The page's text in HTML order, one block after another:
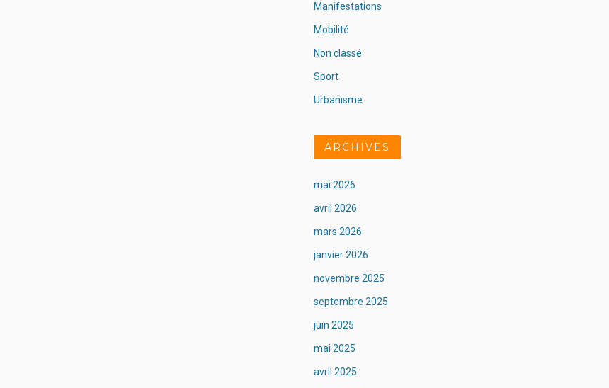
Manifestations
Mobilité
Non classé
Sport
Urbanisme
ARCHIVES
mai 2026
avril 2026
mars 2026
janvier 2026
novembre 2025
septembre 2025
juin 2025
mai 2025
avril 2025